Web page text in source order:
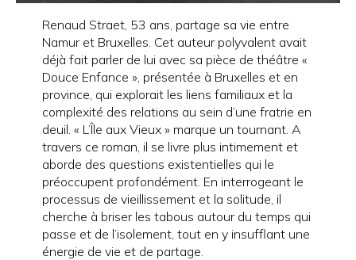
Renaud Straet, 53 ans, partage sa vie entre
Namur et Bruxelles. Cet auteur polyvalent avait
déjà fait parler de lui avec sa pièce de théâtre «
Douce Enfance », présentée à Bruxelles et en
province, qui explorait les liens familiaux et la
complexité des relations au sein d’une fratrie en
deuil. « L’Île aux Vieux » marque un tournant. A
travers ce roman, il se livre plus intimement et
aborde des questions existentielles qui le
préoccupent profondément. En interrogeant le
processus de vieillissement et la solitude, il
cherche à briser les tabous autour du temps qui
passe et de l’isolement, tout en y insufflant une
énergie de vie et de partage.